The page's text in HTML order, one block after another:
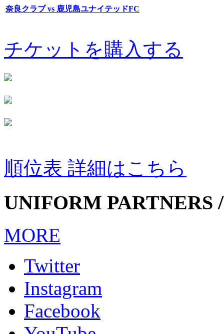
奈良クラブ vs 鹿児島ユナイテッドFC
チケットを購入する
順位表 詳細はこちら
UNIFORM PARTNERS
MORE
Twitter
Instagram
Facebook